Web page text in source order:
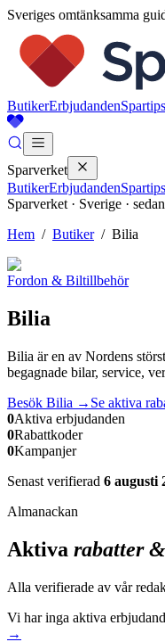
Sveriges omtänksamma
ButikerErbjudandenSpartips
Sparverket
ButikerErbjudandenSpartips
Sparverket · Sverige ·
Hem / Butiker/ Bilia
Fordon & Biltillbehör
Bilia
Bilia är en av Nordens
begagnade bilar, service,
Besök Bilia → Se aktiva
0Aktiva erbjudanden
0Rabattkoder
0Kampanjer
Senast verifierad 6 augusti
Almanackan
Aktiva rabatter
Alla verifierade av vår
Vi har inga aktiva
→